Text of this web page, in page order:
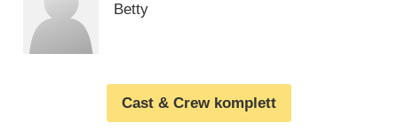
Betty
Cast & Crew komplett